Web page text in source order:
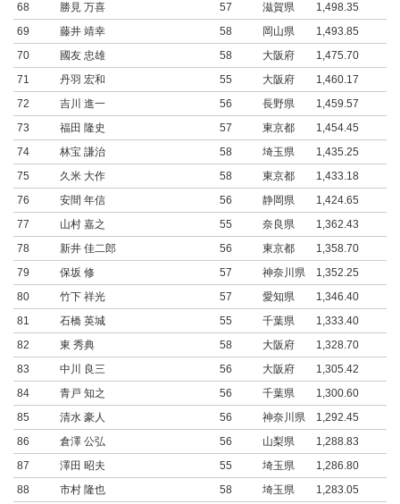
68
勝見 万喜 57 滋賀県
1,498.35
69
藤井 靖幸 58 岡山県
1,493.85
70
國友 忠雄 58 大阪府
1,475.70
71
丹羽 宏和 55 大阪府
1,460.17
72
吉川 進一 56 長野県
1,459.57
73
福田 隆史 57 東京都
1,454.45
74
林宝 謙治 58 埼玉県
1,435.25
75
久米 大作 58 東京都
1,433.18
76
安間 年信 56 静岡県
1,424.65
77
山村 嘉之 55 奈良県
1,362.43
78
新井 佳二郎 56 東京都
1,358.70
79
保坂 修 57 神奈川県
1,352.25
80
竹下 祥光 57 愛知県
1,346.40
81
石橋 英城 55 千葉県
1,333.40
82
東 秀典 58 大阪府
1,328.70
83
中川 良三 56 大阪府
1,305.42
84
青戸 知之 56 千葉県
1,300.60
85
清水 豪人 56 神奈川県
1,292.45
86
倉澤 公弘 56 山梨県
1,288.83
87
澤田 昭夫 55 埼玉県
1,286.80
88
市村 隆也 58 埼玉県
1,283.05